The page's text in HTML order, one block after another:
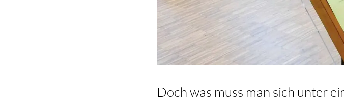
Doch was muss man sich unter